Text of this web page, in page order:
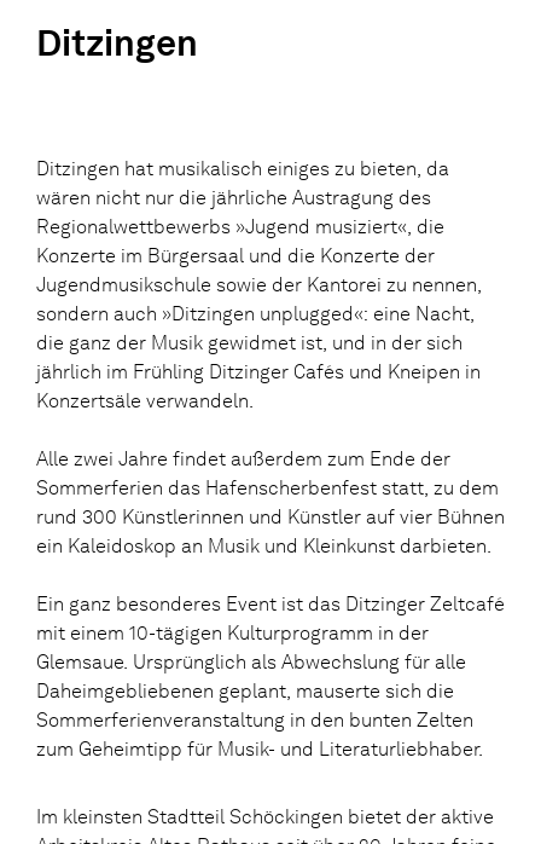
Ditzingen
Ditzingen hat musikalisch einiges zu bieten, da
wären nicht nur die jährliche Austragung des
Regionalwettbewerbs »Jugend musiziert«, die
Konzerte im Bürgersaal und die Konzerte der
Jugendmusikschule sowie der Kantorei zu nennen,
sondern auch »Ditzingen unplugged«: eine Nacht,
die ganz der Musik gewidmet ist, und in der sich
jährlich im Frühling Ditzinger Cafés und Kneipen in
Konzertsäle verwandeln.
Alle zwei Jahre findet außerdem zum Ende der
Sommerferien das Hafenscherbenfest statt, zu dem
rund 300 Künstlerinnen und Künstler auf vier Bühnen
ein Kaleidoskop an Musik und Kleinkunst darbieten.
Ein ganz besonderes Event ist das Ditzinger Zeltcafé
mit einem 10-tägigen Kulturprogramm in der
Glemsaue. Ursprünglich als Abwechslung für alle
Daheimgebliebenen geplant, mauserte sich die
Sommerferienveranstaltung in den bunten Zelten
zum Geheimtipp für Musik- und Literaturliebhaber.
Im kleinsten Stadtteil Schöckingen bietet der aktive